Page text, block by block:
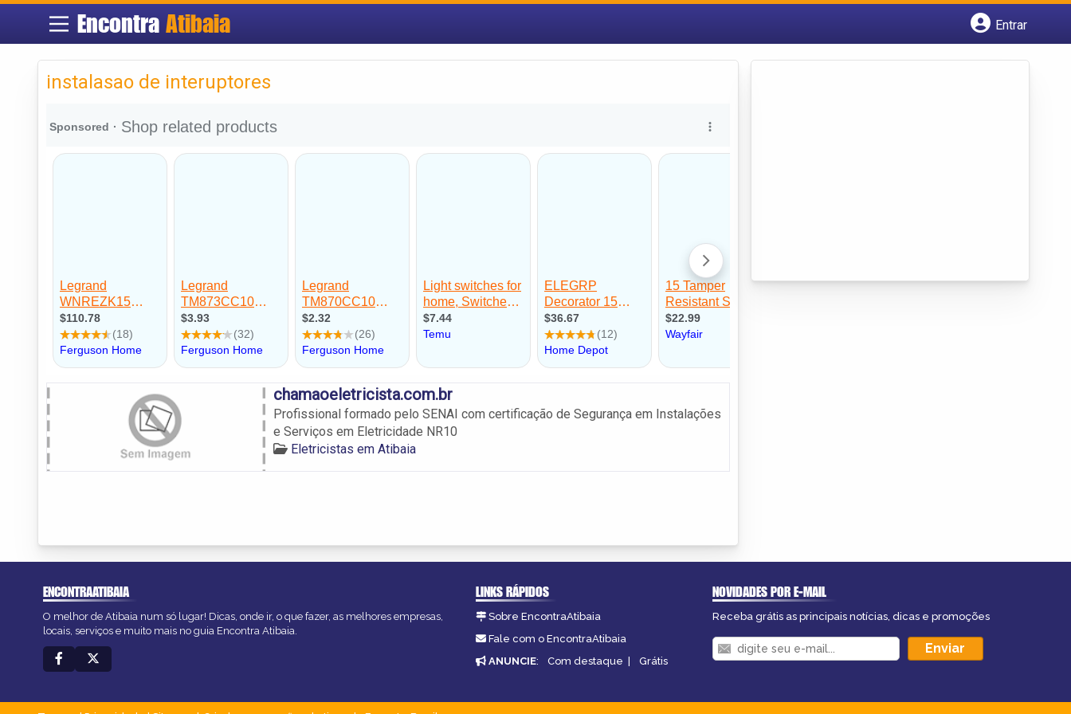
EncontraAtibaia
Entrar
instalasao de interuptores
chamaoeletricista.com.br
Profissional formado pelo SENAI com certificação de Segurança em Instalações
e Serviços em Eletricidade NR10
Eletricistas em Atibaia
ENCONTRAATIBAIA
O melhor de Atibaia num só lugar! Dicas, onde ir, o que fazer, as melhores empresas,
locais, serviços e muito mais no guia Encontra Atibaia.
LINKS RÁPIDOS
Sobre EncontraAtibaia
Fale com o EncontraAtibaia
ANUNCIE: Com destaque | Grátis
NOVIDADES POR E-MAIL
Receba grátis as principais notícias, dicas e promoções